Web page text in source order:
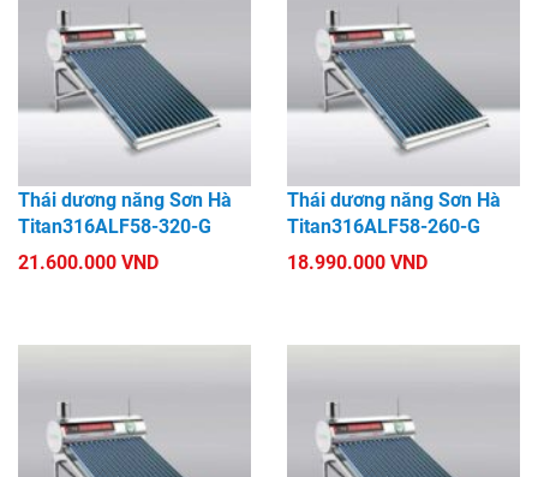
Thái dương năng Sơn Hà
Titan316ALF58-320-G
21.600.000 VND
Thái dương năng Sơn Hà
Titan316ALF58-260-G
18.990.000 VND